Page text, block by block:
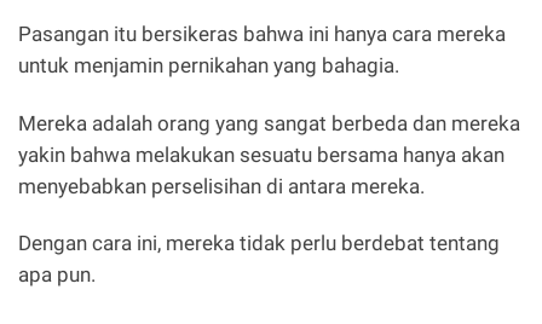
Pasangan itu bersikeras bahwa ini hanya cara mereka
untuk menjamin pernikahan yang bahagia.
Mereka adalah orang yang sangat berbeda dan mereka
yakin bahwa melakukan sesuatu bersama hanya akan
menyebabkan perselisihan di antara mereka.
Dengan cara ini, mereka tidak perlu berdebat tentang
apa pun.